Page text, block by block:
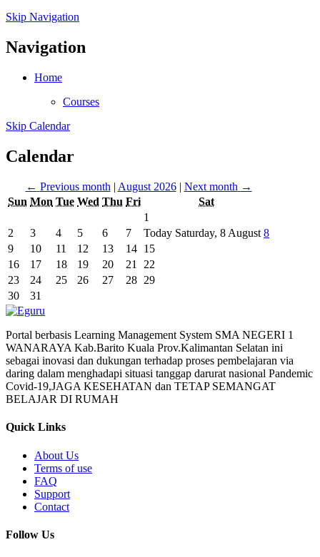
Skip Navigation
Navigation
Home
Courses
Skip Calendar
Calendar
← Previous month | August 2026| Next month →
Sun Mon Tue Wed Thu Fri
Sat
1
2
3 4 5 6 7 Today Saturday, 8 August 8
9
10 11 12 13 14 15
16
17 18 19 20 21
22
23
24 25 26 27 28 29
30
31
Portal berbasis Learning Management System SMA NEGERI 1
WANARAYA Kab.Barito Kuala Prov.Kalimantan Selatan ini
sebagai inovasi dan dukungan terhadap proses pembelajaran via
daring dalam menghadapi situasi tanggap darurat nasional Pandemic
Covid-19,JAGA KESEHATAN dan TETAP SEMANGAT
BELAJAR DI RUMAH
Quick Links
About Us
Terms of use
FAQ
Support
Contact
Follow Us